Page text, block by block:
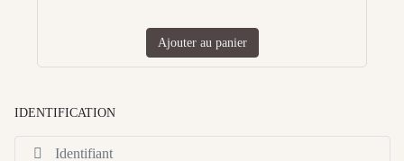
Ajouter au panier
IDENTIFICATION